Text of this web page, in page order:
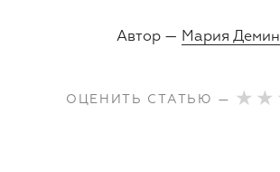
Автор — Мария
ОЦЕНИТЬ СТАТЬЮ —